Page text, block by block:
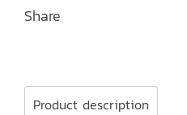
Share
Product description